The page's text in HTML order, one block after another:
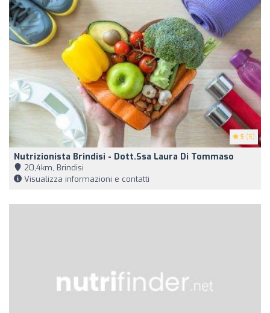
5 (5)
Nutrizionista Brindisi - Dott.ssa Laura Di Tommaso
20,4km, Brindisi
Visualizza informazioni e contatti